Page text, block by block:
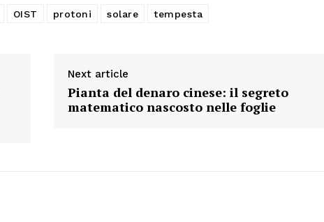
OIST protoni solare tempesta
Next article
Pianta del denaro cinese: il segreto
matematico nascosto nelle foglie